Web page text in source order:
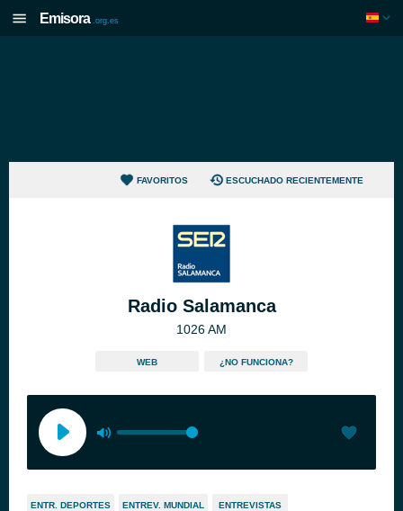
Emisora .org.es
FAVORITOS ESCUCHADO RECIENTEMENTE
Radio Salamanca
1026 AM
WEB ¿NO FUNCIONA?
ENTR. DEPORTES ENTREV. MUNDIAL ENTREVISTAS